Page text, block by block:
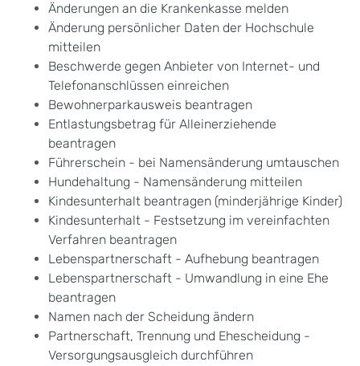
Änderungen an die Krankenkasse melden
Änderung persönlicher Daten der Hochschule
mitteilen
Beschwerde gegen Anbieter von Internet- und
Telefonanschlüssen einreichen
Bewohnerparkausweis beantragen
Entlastungsbetrag für Alleinerziehende
beantragen
Führerschein - bei Namensänderung umtauschen
Hundehaltung - Namensänderung mitteilen
Kindesunterhalt beantragen (minderjährige Kinder)
Kindesunterhalt - Festsetzung im vereinfachten
Verfahren beantragen
Lebenspartnerschaft - Aufhebung beantragen
Lebenspartnerschaft - Umwandlung in eine Ehe
beantragen
Namen nach der Scheidung ändern
Partnerschaft, Trennung und Ehescheidung -
Versorgungsausgleich durchführen